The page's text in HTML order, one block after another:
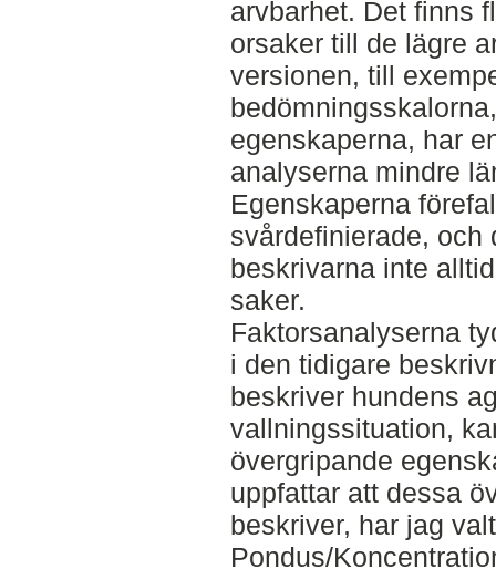
arvbarhet. Det finns
orsaker till de lägre
versionen, till
egenskaperna, har
analyserna mindre
Egenskaperna
svårdefinierade, och
beskrivarna inte
saker.
Faktorsanalyserna
i den tidigare
beskriver hundens
vallningssituation,
övergripande
uppfattar att dessa
beskriver, har jag
Pondus/